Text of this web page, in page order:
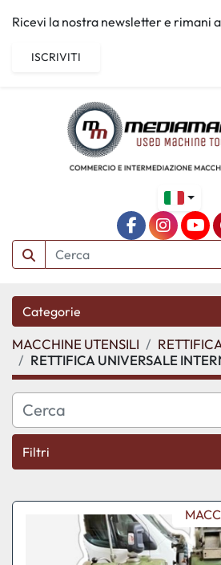
Ricevi la nostra newsletter e rimani
ISCRIVITI
facebook
Categorie
MACCHINE UTENSILI
RETTIFICA UNIVERSALE
Filtri
Ordina per